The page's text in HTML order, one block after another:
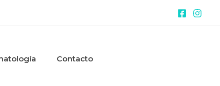
Contacto